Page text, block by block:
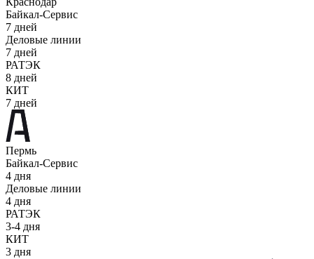
Байкал-Сервис
7 дней
Деловые линии
7 дней
РАТЭК
8 дней
КИТ
7 дней
Пермь
Байкал-Сервис
4 дня
Деловые линии
4 дня
РАТЭК
3-4 дня
КИТ
3 дня